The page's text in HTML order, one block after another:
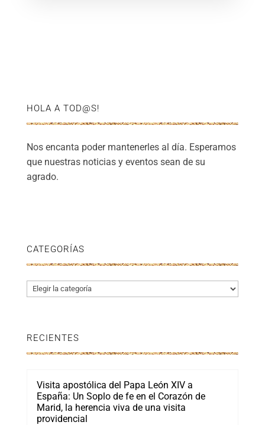
HOLA A TOD@S!
Nos encanta poder mantenerles al día. Esperamos
que nuestras noticias y eventos sean de su
agrado.
CATEGORÍAS
Categorías
RECIENTES
Visita apostólica del Papa León XIV a
España: Un Soplo de fe en el Corazón de
Marid, la herencia viva de una visita
providencial